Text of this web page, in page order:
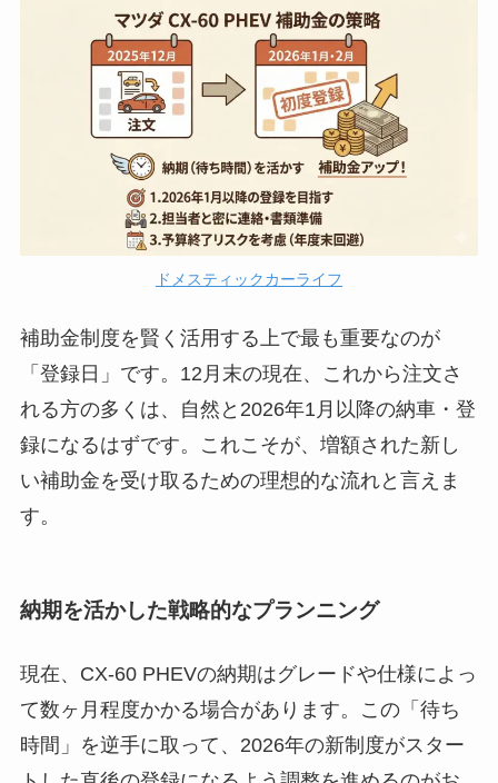
ドメスティックカーライフ
補助金制度を賢く活用する上で最も重要なのが
「登録日」です。12月末の現在、これから注文さ
れる方の多くは、自然と2026年1月以降の納車・登
録になるはずです。これこそが、増額された新し
い補助金を受け取るための理想的な流れと言えま
す。
納期を活かした戦略的なプランニング
現在、CX-60 PHEVの納期はグレードや仕様によっ
て数ヶ月程度かかる場合があります。この「待ち
時間」を逆手に取って、2026年の新制度がスター